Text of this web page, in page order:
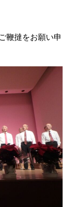
鞭撻をお願い申